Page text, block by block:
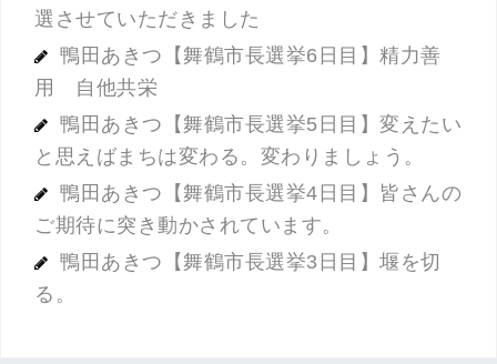
選させていただきました
鴨田あきつ【舞鶴市長選挙6日目】精力善
用 自他共栄
鴨田あきつ【舞鶴市長選挙5日目】変えたい
と思えばまちは変わる。変わりましょう。
鴨田あきつ【舞鶴市長選挙4日目】皆さんの
ご期待に突き動かされています。
鴨田あきつ【舞鶴市長選挙3日目】堰を切
る。